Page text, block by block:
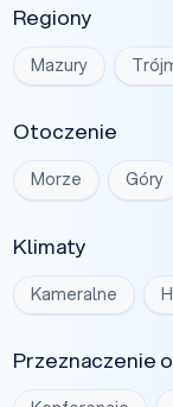
Regiony
Mazury
Otoczenie
Morze Góry
Klimaty
Kameralne
Przeznaczenie